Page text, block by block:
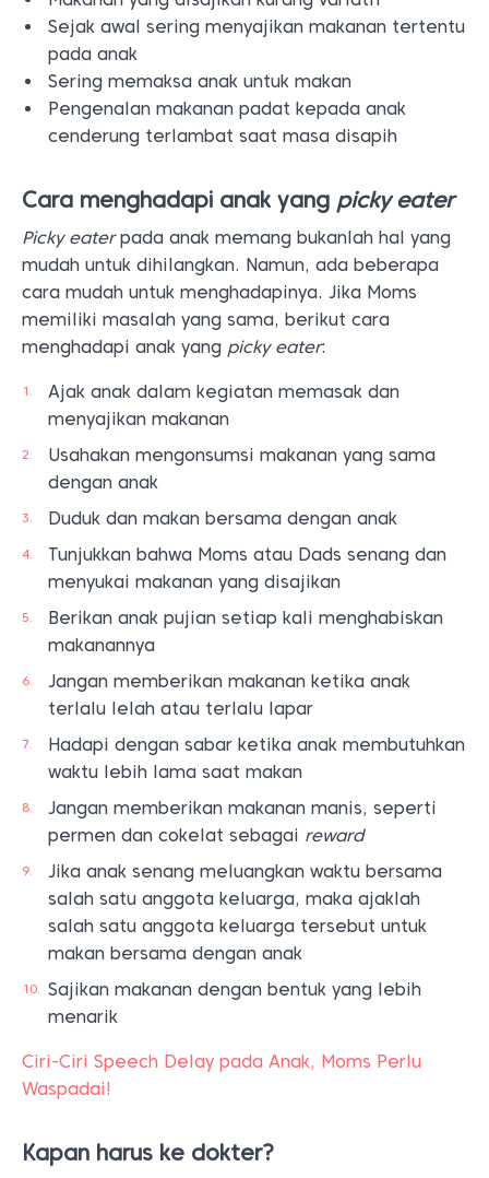
Sejak awal sering menyajikan makanan tertentu
pada anak
Sering memaksa anak untuk makan
Pengenalan makanan padat kepada anak
cenderung terlambat saat masa disapih
Cara menghadapi anak yang picky eater
Picky eaterpada anak memang bukanlah hal yang
mudah untuk dihilangkan. Namun, ada beberapa
cara mudah untuk menghadapinya. Jika Moms
memiliki masalah yang sama, berikut cara
menghadapi anak yang picky eater:
Ajak anak dalam kegiatan memasak dan
menyajikan makanan
Usahakan mengonsumsi makanan yang sama
dengan anak
Duduk dan makan bersama dengan anak
Tunjukkan bahwa Moms atau Dads senang dan
menyukai makanan yang disajikan
Berikan anak pujian setiap kali menghabiskan
makanannya
Jangan memberikan makanan ketika anak
terlalu lelah atau terlalu lapar
Hadapi dengan sabar ketika anak membutuhkan
waktu lebih lama saat makan
Jangan memberikan makanan manis, seperti
permen dan cokelat sebagai reward
Jika anak senang meluangkan waktu bersama
salah satu anggota keluarga, maka ajaklah
salah satu anggota keluarga tersebut untuk
makan bersama dengan anak
Sajikan makanan dengan bentuk yang lebih
menarik
Ciri-Ciri Speech Delay pada Anak, Moms Perlu
Waspadai!
Kapan harus ke dokter?